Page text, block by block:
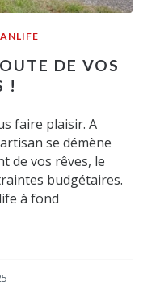
DE VOS
!
faire plaisir. A
se démène
de vos rêves, le
budgétaires.
à fond